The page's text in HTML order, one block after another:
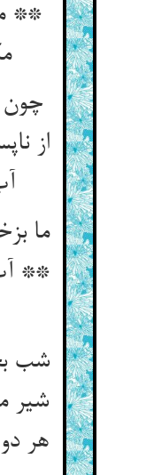
**
چون
از
ما
**
شب
شیر
هر